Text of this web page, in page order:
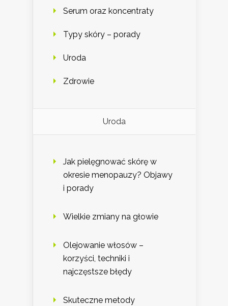
Serum oraz koncentraty
Typy skóry – porady
Uroda
Zdrowie
Uroda
Jak pielęgnować skórę w
okresie menopauzy? Objawy
i porady
Wielkie zmiany na głowie
Olejowanie włosów –
korzyści, techniki i
najczęstsze błędy
Skuteczne metody